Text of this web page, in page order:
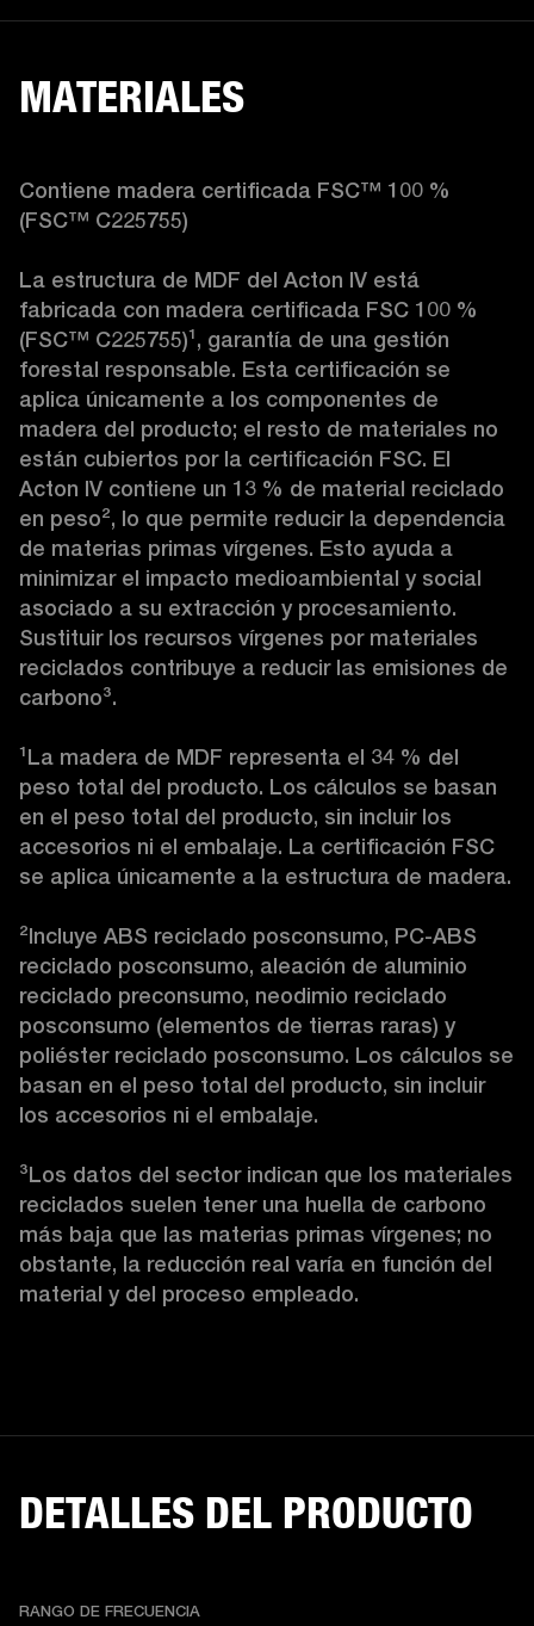
MATERIALES
Contiene madera certificada FSC™ 100 %
(FSC™ C225755)
La estructura de MDF del Acton IV está
fabricada con madera certificada FSC 100 %
(FSC™ C225755)¹, garantía de una gestión
forestal responsable. Esta certificación se
aplica únicamente a los componentes de
madera del producto; el resto de materiales no
están cubiertos por la certificación FSC. El
Acton IV contiene un 13 % de material reciclado
en peso², lo que permite reducir la dependencia
de materias primas vírgenes. Esto ayuda a
minimizar el impacto medioambiental y social
asociado a su extracción y procesamiento.
Sustituir los recursos vírgenes por materiales
reciclados contribuye a reducir las emisiones de
carbono³.
¹La madera de MDF representa el 34 % del
peso total del producto. Los cálculos se basan
en el peso total del producto, sin incluir los
accesorios ni el embalaje. La certificación FSC
se aplica únicamente a la estructura de madera.
²Incluye ABS reciclado posconsumo, PC-ABS
reciclado posconsumo, aleación de aluminio
reciclado preconsumo, neodimio reciclado
posconsumo (elementos de tierras raras) y
poliéster reciclado posconsumo. Los cálculos se
basan en el peso total del producto, sin incluir
los accesorios ni el embalaje.
³Los datos del sector indican que los materiales
reciclados suelen tener una huella de carbono
más baja que las materias primas vírgenes; no
obstante, la reducción real varía en función del
material y del proceso empleado.
DETALLES DEL PRODUCTO
RANGO DE FRECUENCIA